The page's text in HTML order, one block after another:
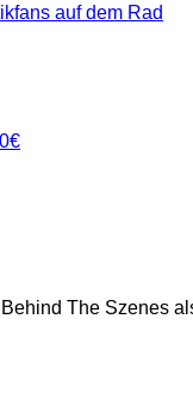
auf dem Rad
The Szenes